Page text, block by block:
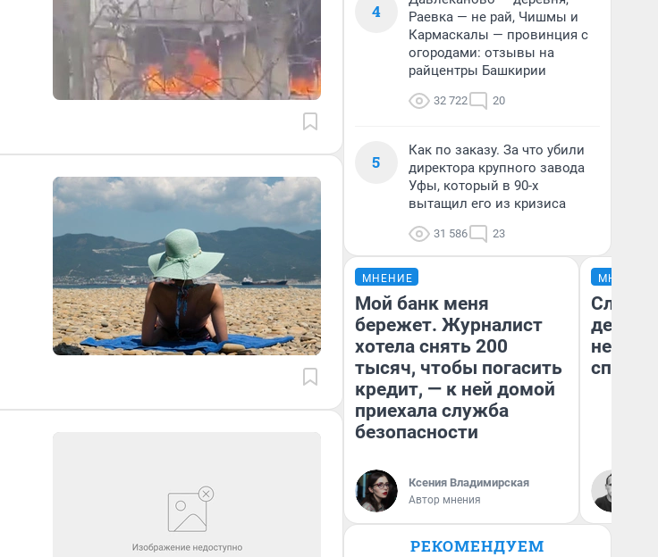
4
Раевка — не рай, Чишмы и
Кармаскалы — провинция с
огородами: отзывы на
райцентры Башкирии
32 722 20
5
Как по заказу. За что убили
директора крупного завода
Уфы, который в 90-х
вытащил его из кризиса
31 586 23
МНЕНИЕ
Мой банк меня
бережет. Журналист
хотела снять 200
тысяч, чтобы погасить
кредит, — к ней домой
приехала служба
безопасности
Ксения Владимирская
Автор мнения
МНЕНИЕ
РЕКОМЕНДУЕМ